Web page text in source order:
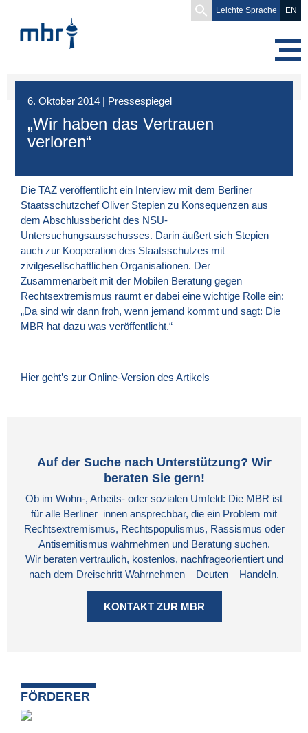
Search
for:
Leichte Sprache EN
6. Oktober 2014 | Pressespiegel
„Wir haben das Vertrauen
verloren“
Die TAZ veröffentlicht ein Interview mit dem Berliner
Staatsschutzchef Oliver Stepien zu Konsequenzen aus
dem Abschlussbericht des NSU-
Untersuchungsausschusses. Darin äußert sich Stepien
auch zur Kooperation des Staatsschutzes mit
zivilgesellschaftlichen Organisationen. Der
Zusammenarbeit mit der Mobilen Beratung gegen
Rechtsextremismus räumt er dabei eine wichtige Rolle ein:
„Da sind wir dann froh, wenn jemand kommt und sagt: Die
MBR hat dazu was veröffentlicht.“
Hier geht’s zur Online-Version des Artikels
Auf der Suche nach Unterstützung? Wir
beraten Sie gern!
Ob im Wohn-, Arbeits- oder sozialen Umfeld: Die MBR ist
für alle Berliner_innen ansprechbar, die ein Problem mit
Rechtsextremismus, Rechtspopulismus, Rassismus oder
Antisemitismus wahrnehmen und Beratung suchen.
Wir beraten vertraulich, kostenlos, nachfrageorientiert und
nach dem Dreischritt Wahrnehmen – Deuten – Handeln.
KONTAKT ZUR MBR
FÖRDERER